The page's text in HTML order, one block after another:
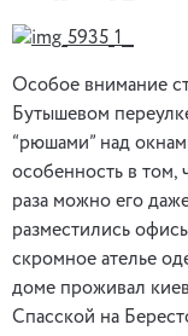
Особое внимание
Бутышевом
“рюшами” над
особенность в том,
раза можно его
разместились
скромное ателье
доме проживал
Спасской на